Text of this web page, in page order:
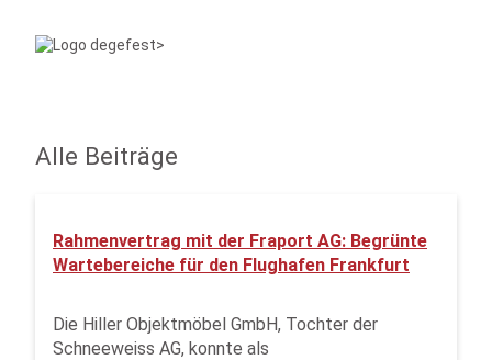
Alle Beiträge
Rahmenvertrag mit der Fraport AG: Begrünte
Wartebereiche für den Flughafen Frankfurt
Die Hiller Objektmöbel GmbH, Tochter der
Schneeweiss AG, konnte als